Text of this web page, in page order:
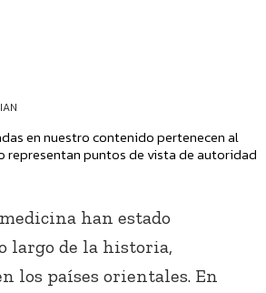
en nuestro contenido pertenecen al
representan puntos de vista de autoridad
han estado
largo de la historia,
los países orientales. En